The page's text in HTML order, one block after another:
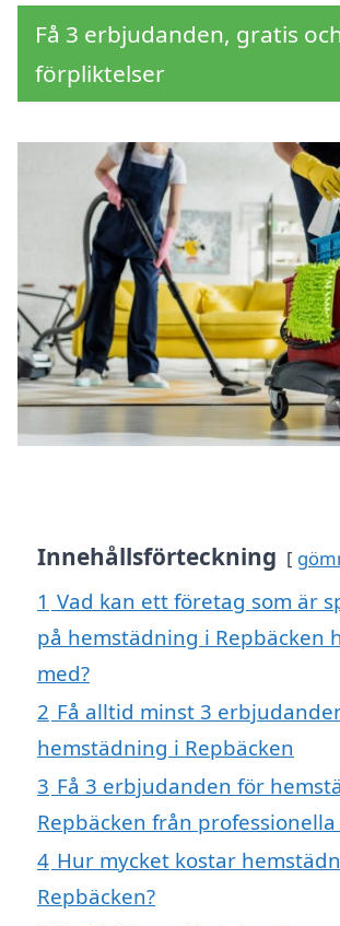
Få 3 erbjudanden, gratis
förpliktelser
Innehållsförteckning
1 Vad kan ett företag som är
på hemstädning i Repbäcken
med?
2 Få alltid minst 3
hemstädning i Repbäcken
3 Få 3 erbjudanden för
Repbäcken från
4 Hur mycket kostar
Repbäcken?